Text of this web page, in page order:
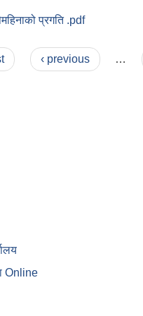
प्रगति .pdf
‹ previous …
Online